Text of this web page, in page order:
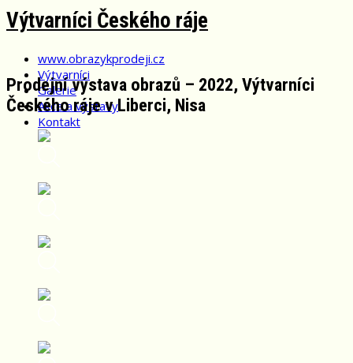
Skip
to
Výtvarníci Českého ráje
www.obrazykprodeji.cz
Výtvarníci
Galerie
Akce a výstavy
Kontakt
Prodejní výstava obrazů – 2022, Výtvarníci
Českého ráje v Liberci, Nisa